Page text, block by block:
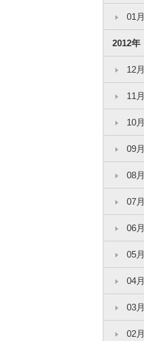
01月
2012年
12月
11月
10月
09月
08月
07月
06月
05月
04月
03月
02月